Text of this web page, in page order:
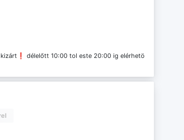
kizárt❗️ délelőtt 10:00 tol este 20:00 ig elérhetö